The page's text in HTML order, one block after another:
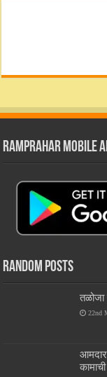
RamPrahar Mobile
Random Posts
तळोजा
22nd
आमदार